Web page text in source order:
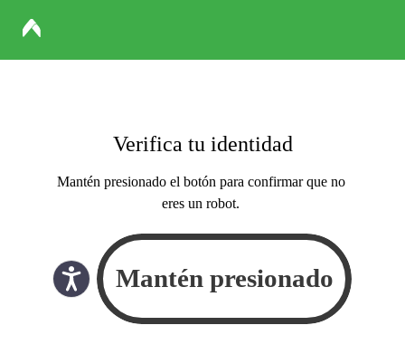
Verifica tu identidad
Mantén presionado el botón para confirmar que no
eres un robot.